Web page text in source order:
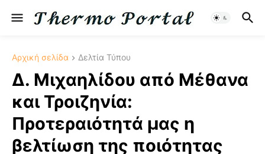
Αρχική σελίδα Δελτία Τύπου
Δ. Μιχαηλίδου από Μέθανα
και Τροιζηνία:
Προτεραιότητά μας η
βελτίωση της ποιότητας